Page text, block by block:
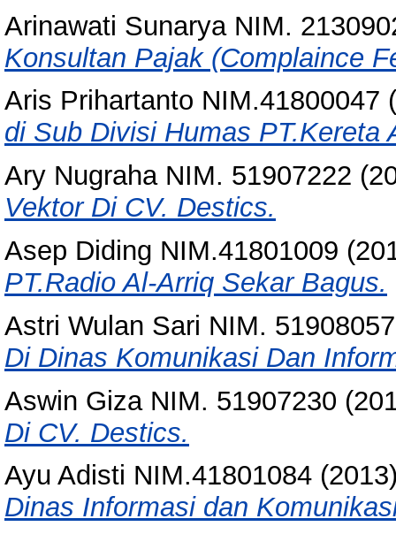
Arinawati Sunarya NIM.
Konsultan Pajak (Complaince
Aris Prihartanto NIM.41800047
di Sub Divisi Humas PT.Kereta
Ary Nugraha NIM. 51907222
Vektor Di CV. Destics.
Asep Diding NIM.41801009
PT.Radio Al-Arriq Sekar Bagus.
Astri Wulan Sari NIM. 51908057
Di Dinas Komunikasi Dan
Aswin Giza NIM. 51907230
Di CV. Destics.
Ayu Adisti NIM.41801084
Dinas Informasi dan